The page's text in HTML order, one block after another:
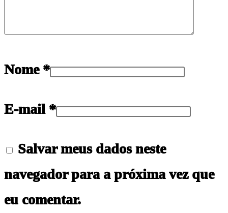
Nome *
E-mail *
Salvar meus dados neste
navegador para a próxima vez que
eu comentar.